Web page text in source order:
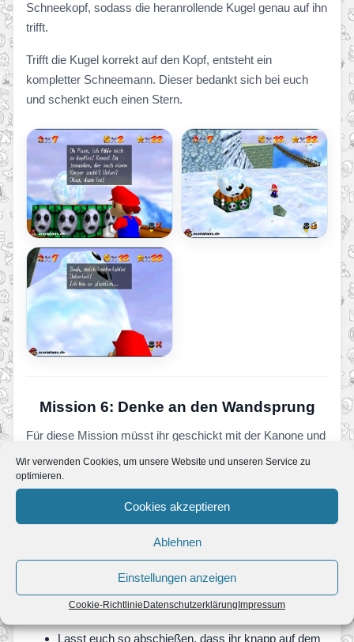
Wir verwenden Cookies, um unsere Website und unseren Service zu
optimieren.
Cookies akzeptieren
Ablehnen
Einstellungen anzeigen
Cookie-Richtlinie Datenschutzerklärung Impressum
Schneekopf, sodass die heranrollende Kugel genau auf ihn
trifft.
Trifft die Kugel korrekt auf den Kopf, entsteht ein
kompletter Schneemann. Dieser bedankt sich bei euch
und schenkt euch einen Stern.
Mission 6: Denke an den Wandsprung
Für diese Mission müsst ihr geschickt mit der Kanone und
euren Sprungfähigkeiten umgehen. Nutzt zunächst die
Abkürzung bei der zerstörten Brücke, um schnell nach
Geht anschließend zur Kanone, die euch der rosa Bob-
Zielt zuerst auf den Tannenbaum in der Spalte, um
euch zu orientieren
Lasst euch so abschießen, dass ihr knapp auf dem